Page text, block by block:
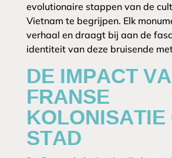
evolutionaire stappen van de
Vietnam te begrijpen. Elk
verhaal en draagt bij aan de
identiteit van deze bruisende
DE IMPACT
FRANSE
STAD